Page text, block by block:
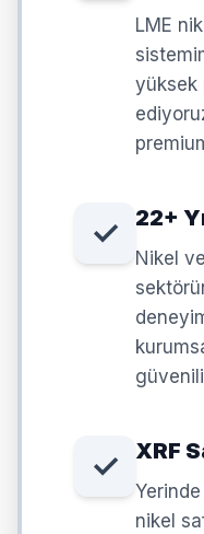
LME
yüksek
✓ 22+
Nikel
✓ XRF
nikel